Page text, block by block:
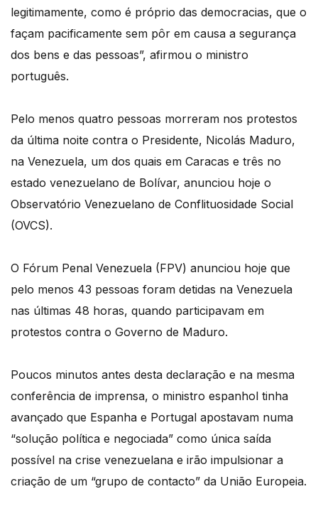
legitimamente, como é próprio das democracias, que o
façam pacificamente sem pôr em causa a segurança
dos bens e das pessoas”, afirmou o ministro
português.
Pelo menos quatro pessoas morreram nos protestos
da última noite contra o Presidente, Nicolás Maduro,
na Venezuela, um dos quais em Caracas e três no
estado venezuelano de Bolívar, anunciou hoje o
Observatório Venezuelano de Conflituosidade Social
(OVCS).
O Fórum Penal Venezuela (FPV) anunciou hoje que
pelo menos 43 pessoas foram detidas na Venezuela
nas últimas 48 horas, quando participavam em
protestos contra o Governo de Maduro.
Poucos minutos antes desta declaração e na mesma
conferência de imprensa, o ministro espanhol tinha
avançado que Espanha e Portugal apostavam numa
“solução política e negociada” como única saída
possível na crise venezuelana e irão impulsionar a
criação de um “grupo de contacto” da União Europeia.